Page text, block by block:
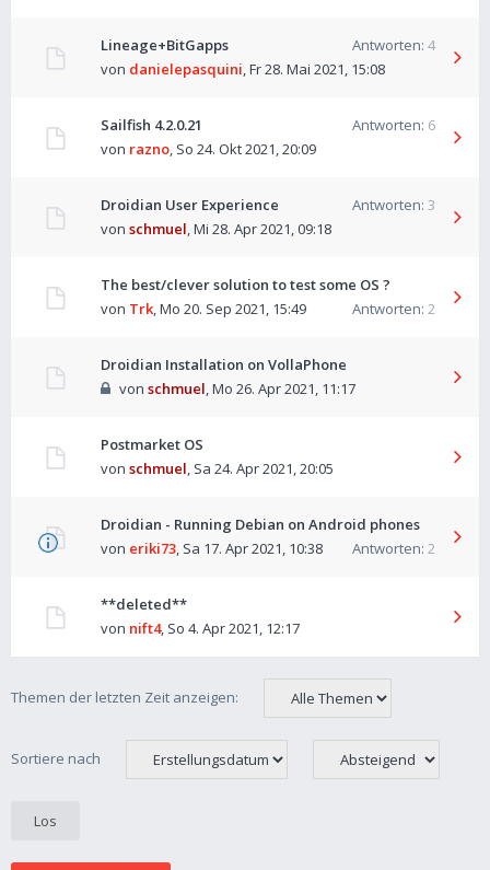
Lineage+BitGapps Antworten: 4
von danielepasquini,Fr 28. Mai 2021, 15:08
Sailfish 4.2.0.21 Antworten: 6
von razno, So 24. Okt 2021, 20:09
Droidian User Experience Antworten: 3
von schmuel,Mi 28. Apr 2021, 09:18
The best/clever solution to test some OS ?
Antworten: 2
von Trk,Mo 20. Sep 2021, 15:49
Droidian Installation on VollaPhone
von schmuel,Mo 26. Apr 2021, 11:17
Postmarket OS
von schmuel, Sa 24. Apr 2021, 20:05
Droidian - Running Debian on Android phones
Antworten: 2
von eriki73, Sa 17. Apr 2021, 10:38
**deleted**
von nift4, So 4. Apr 2021, 12:17
Themen der letzten Zeit anzeigen:
Sortiere nach